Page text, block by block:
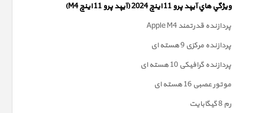
ويژگي هاي آيپد پرو 11 اینچ 2024 (آیپد پرو 11 اینچ M4)
پردازنده قدرتمند Apple M4
پردازنده مرکزی 9 هسته ای
پردازنده گرافیکی 10 هسته ای
موتور عصبی 16 هسته ای
رم 8 گیگابایت